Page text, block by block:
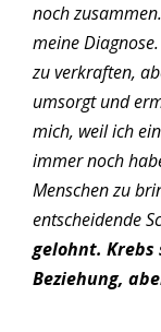
noch
meine
zu verkraften,
umsorgt und
mich, weil ich
immer noch
Menschen zu
entscheidende
gelohnt.
Beziehung,